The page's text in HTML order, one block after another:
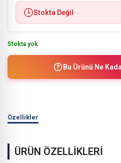
Stokta Değil
Stokta yok
Bu Ürünü Ne
Özellikler
ÜRÜN ÖZELLİKLERİ